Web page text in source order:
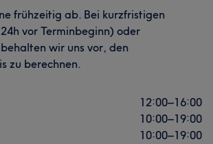
frühzeitig ab. Bei kurzfristigen
vor Terminbeginn) oder
wir uns vor, den
zu berechnen.
12:00–16:00
10:00–19:00
10:00–19:00